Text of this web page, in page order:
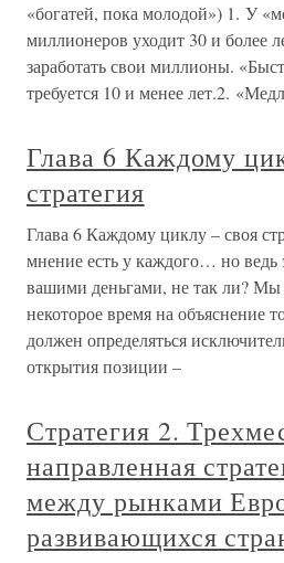
«богатей, пока молодой») 1. У
миллионеров уходит 30 и более
заработать свои миллионы.
требуется 10 и менее лет.2.
Глава 6 Каждому
стратегия
Глава 6 Каждому циклу – своя
мнение есть у каждого… но ведь
вашими деньгами, не так ли? Мы
некоторое время на объяснение
должен определяться
открытия позиции –
Стратегия 2.
направленная
между рынками
развивающихся